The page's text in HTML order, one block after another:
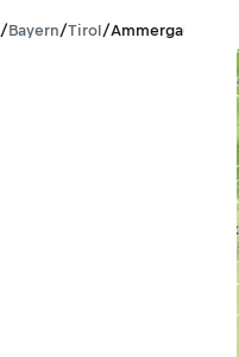
/Bayern/Tirol/Ammergauer